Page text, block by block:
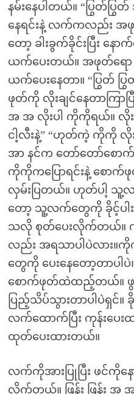
နမ်းနေပါတယ်။ “ပြွတ်ပ
နေရင်းနဲ့ လက်ကလည်း အဖု
တော့ ခါးခွက်ခိုင်းပြီး
ယက်ပေးတယ်။ အဖုတ်ရော
ယက်ပေးနေတာ။ “ပြွတ် ပြွ
ဖုတ်ကို လိုးချင်နေတာကြာပြီ
အ အ လိုးပါ ကိုကိုရယ်။ လိုးန
ငါ့လီးနဲ့” “ဟုတ်ကဲ့ ကိုကို လိုးပ
အာ နင်က တော်တော်စေ
ကိုကိုကပြောရင်းနဲ့ စေ
လှမ်းပြတယ်။ ဟုတ်ပါ့ သူ့
တော့ သူ့လက်တွေကို ခိုင့်ပါး
သလို စုတ်ပေးလိုက်တယ်။
လည်း အရသာပါပဲလား
တွေကို ပေးနေတော့တာပ
စောက်ဖုတ်ထဲထည့်တယ်။
ပြည့်သိပ်သွားတာပါပဲရှင်
လက်ထောက်ပြီး ကုန်းပေး
ထုတ်ပေးထားတယ်။
လက်ကိုအားပြုပြီး ဖင်ကို
လိုက်တယ်။ ဖြန်း ဖြန်း အ